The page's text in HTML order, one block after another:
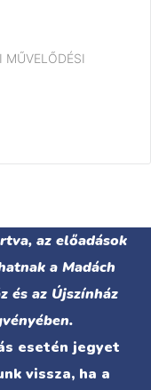
MŰVELŐDÉSI
az előadások
a Madách
és az Újszínház
esetén jegyet
vissza, ha a